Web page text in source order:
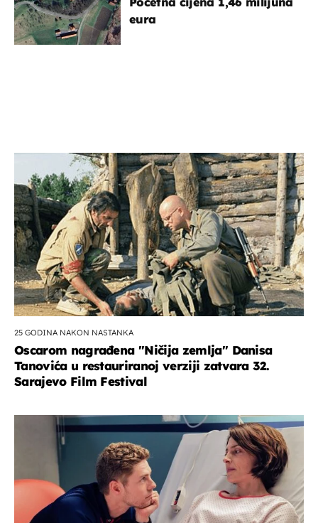
eura
25 GODINA NAKON NASTANKA
Oscarom nagrađena ''Ničija zemlja'' Danisa
Tanovića u restauriranoj verziji zatvara 32.
Sarajevo Film Festival